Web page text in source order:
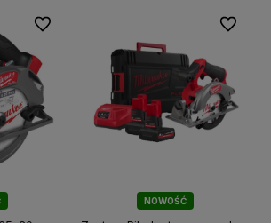
Do ulubionych
NOWOŚĆ
Do